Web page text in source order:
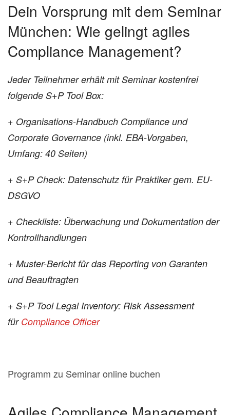
Dein Vorsprung mit dem Seminar
München: Wie gelingt agiles
Compliance Management?
Jeder Teilnehmer erhält mit Seminar kostenfrei
folgende S+P Tool Box:
+ Organisations-Handbuch Compliance und
Corporate Governance (inkl. EBA-Vorgaben,
Umfang: 40 Seiten)
+ S+P Check: Datenschutz für Praktiker gem. EU-
DSGVO
+ Checkliste: Überwachung und Dokumentation der
Kontrollhandlungen
+ Muster-Bericht für das Reporting von Garanten
und Beauftragten
+ S+P Tool Legal Inventory: Risk Assessment
für Compliance Officer
Programm zu Seminar online buchen